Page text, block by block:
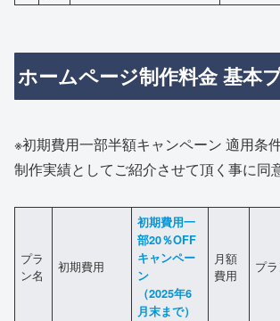
ホームページ制作料金 基本
※初期費用一部半額キャンペーン 適用条
制作実績としてご紹介させて頂く事に同
プラ
ン名
初期費用
初期費用一
部20％OFF
キャンペー
ン
（2025年6
月末まで）
月額
費用
プ